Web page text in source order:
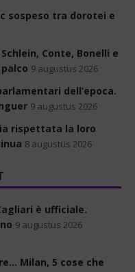
sospeso tra dorotei e
Conte, Bonelli e
9 augustus 2026
dell’epoca.
9 augustus 2026
rispettata la loro
8 augustus 2026
è ufficiale.
9 augustus 2026
Milan, 5 cose che